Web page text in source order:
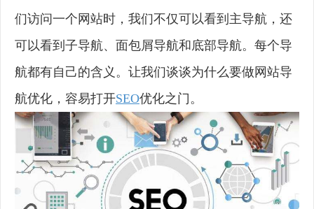
们访问一个网站时，我们不仅可以看到主导航，还
可以看到子导航、面包屑导航和底部导航。每个导
航都有自己的含义。让我们谈谈为什么要做网站导
航优化，容易打开SEO优化之门。